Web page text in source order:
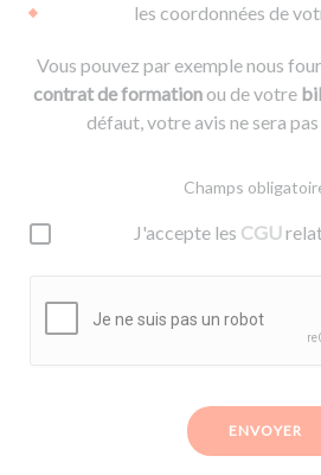
les coordonnées de
Vous pouvez par exemple nous
contrat de formationou de votre
défaut, votre avis ne sera
Champs
J'accepte les CGU
ENVOYER